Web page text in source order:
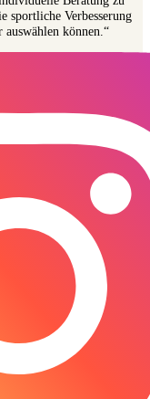
sportliche Verbesserung
können.“